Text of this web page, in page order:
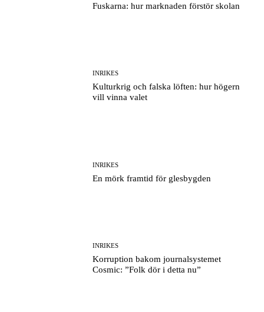
Fuskarna: hur marknaden förstör skolan
INRIKES
Kulturkrig och falska löften: hur högern
vill vinna valet
INRIKES
En mörk framtid för glesbygden
INRIKES
Korruption bakom journalsystemet
Cosmic: ”Folk dör i detta nu”